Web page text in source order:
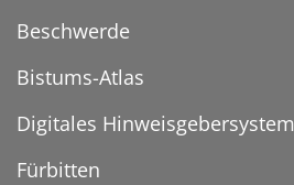
Beschwerde
Bistums-Atlas
Digitales Hinweisgebersystem
Fürbitten